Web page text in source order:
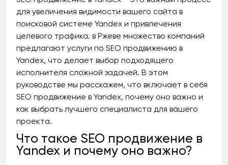
для увеличения видимости вашего сайта в
поисковой системе Yandex и привлечения
целевого трафика. в Ржеве множество компаний
предлагают услуги по SEO продвижению в
Yandex, что делает выбор подходящего
исполнителя сложной задачей. В этом
руководстве мы расскажем, что включает в себя
SEO продвижение в Yandex, почему оно важно и
как выбрать лучшего специалиста для вашего
проекта.
Что такое SEO продвижение в
Yandex и почему оно важно?